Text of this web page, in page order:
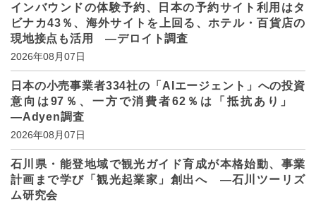
インバウンドの体験予約、日本の予約サイト利用はタ
ビナカ43％、海外サイトを上回る、ホテル・百貨店の
現地接点も活用 ―デロイト調査
2026年08月07日
日本の小売事業者334社の「AIエージェント」への投資
意向は97％、一方で消費者62％は「抵抗あり」
―Adyen調査
2026年08月07日
石川県・能登地域で観光ガイド育成が本格始動、事業
計画まで学び「観光起業家」創出へ ―石川ツーリズ
ム研究会